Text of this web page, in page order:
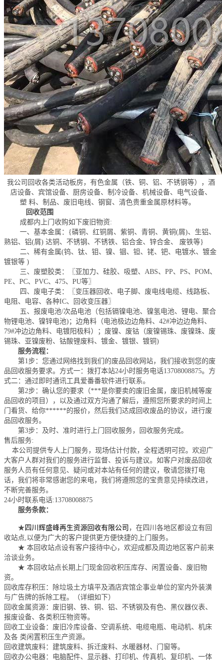
我公司回收各类活动板房，有色金属（铁、铜、铝、不锈钢等），酒
店设备、宾馆设备、厨房设备、制冷设备、机械设备、电气设备、
塑 料、制品、废旧电线、钢窗、清色贵重金属原材料等。
回收范围
成都内上门收购如下废旧物资:
一、基本金属：{磷铜、红铜屑、紫铜、青铜、黄铜(屑)、生铝、
熟铝、铝(屑) 达铜、不锈钢、不锈铁、铝合金、锌合金、 废铁等}
二、稀有金属(钨、钛、钼、镍、铟、钽、铑、钯、电镀水、镀金
镀银等 )
三、废塑胶类：〖亚加力、硅胶、吸塑、ABS、PP、PS、POM、
PE、PC、PVC、475、PU等〗
四、废电子类：〖变压器回收、电子脚、废电线电缆、线路板、
电阻、电容、各种IC、回收变压器〗
五、报废电池/次品电池（包括镉镍电池、镍氢电池、锂电、聚合
物锂电池、镍锌电池)；边角料（电池极边边角料、42#冲边边角料、
79#冲边边角料、电镀阳极料）；废镍、废钴（废镍锡珠、废镍珠、废
锡珠、亚镍废粉、钴酸锂废料、镀金、镀银、镀铜)
服务流程：
第1步：您通过网络找到我们的废品回收网站，我们接收到您的废
品回收服务要求。方式一：拨打本站24小时服务电话13708008875。方
式二：通过即时通讯工具爱番番软件进行联系。
第2步：确认您的要求（***是你要卖的废旧金属，废旧机械等废
品回收的项目），以及通过双方沟通了解后，遵照您所要求的时间上
门看货、给你******的报价，然后我们达成回收废品的协议，进行废
品回收服务。
第3步：及时、准时进行上门回收服务，回收服务完成。
售后服务:
本公司提供专人上门服务，现场估计付款，全程透明可控。欢迎广
大客户人群对我们的服务进行监督、投诉与建议。如客户对废品回收
服务人员有任何意见、疑问或对本站有任何的建议，敬请您拨打电
话，我们将非常感谢您的来电，我们将遵照您的宝贵意见持续改进，
不断完善服务。
24小时联系电话:13708008875
服务条款：
★ 四川辉盛峰再生资源回收有限公司 ，在四川各地区都设立有回
收站点,以便为广大的客户提供更方便快捷的上门服务。
★ 本回收站点设有客户接待中心，欢迎成都及周边地区客户前来
洽谈业务。
★ 本回收站点长期上门现金回收积压库存、闲置设备、废旧物
资。
回收库存积压：除垃圾土方填平及酒店宾馆企事业单位的室内外装潢
与广告牌的拆除工程。（详细如下）
回收金属资源：废旧钢、铁、铜、铝、不锈钢及有色、黑仪器仪表、
报废设备、各类积压物资等。
回收工业设备：废旧冷库设备、空调系统、电缆电瓶、电动机、机床
及各 类闲置积压生产资源。
回收建筑废料：建筑废料、拆迁废料、水暖器材、门窗等。
回收办公电器：电脑配件、显示器、打印机、传真机、复印机、一体